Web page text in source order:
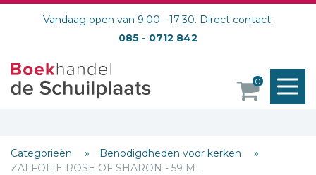
Vandaag open van 9:00 - 17:30. Direct contact:
085 - 0712 842
0
Categorieën
Benodigdheden voor kerken
ZALFOLIE ROSE OF SHARON - 59 ML
Schrijf hieronder je review!
E-mail *